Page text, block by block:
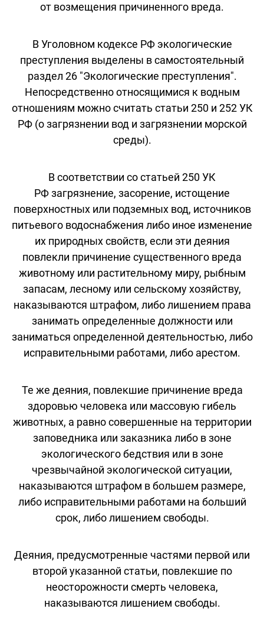
от возмещения причиненного вреда.
В Уголовном кодексе РФ экологические
преступления выделены в самостоятельный
раздел 26 "Экологические преступления".
Непосредственно относящимися к водным
отношениям можно считать статьи 250 и 252 УК
РФ (о загрязнении вод и загрязнении морской
среды).
В соответствии со статьей 250 УК
РФ загрязнение, засорение, истощение
поверхностных или подземных вод, источников
питьевого водоснабжения либо иное изменение
их природных свойств, если эти деяния
повлекли причинение существенного вреда
животному или растительному миру, рыбным
запасам, лесному или сельскому хозяйству,
наказываются штрафом, либо лишением права
занимать определенные должности или
заниматься определенной деятельностью, либо
исправительными работами, либо арестом.
Те же деяния, повлекшие причинение вреда
здоровью человека или массовую гибель
животных, а равно совершенные на территории
заповедника или заказника либо в зоне
экологического бедствия или в зоне
чрезвычайной экологической ситуации,
наказываются штрафом в большем размере,
либо исправительными работами на больший
срок, либо лишением свободы.
Деяния, предусмотренные частями первой или
второй указанной статьи, повлекшие по
неосторожности смерть человека,
наказываются лишением свободы.